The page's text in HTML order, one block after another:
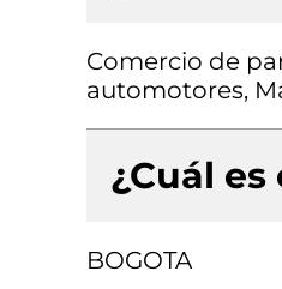
Comercio de
automotores,
¿Cuál
BOGOTA